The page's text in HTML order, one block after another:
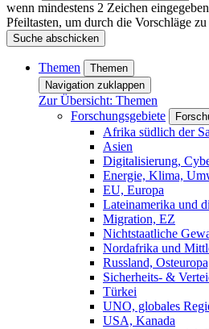
wenn mindestens 2 Zeichen
Pfeiltasten, um durch die Vorschläge
Suche abschicken
Themen
Themen
Navigation zuklappen
Zur Übersicht: Themen
Forschungsgebiete
Afrika südlich der
Asien
Digitalisierung,
Energie, Klima,
EU, Europa
Lateinamerika und
Migration, EZ
Nichtstaatliche
Nordafrika und
Russland,
Sicherheits- &
Türkei
UNO, globales
USA, Kanada